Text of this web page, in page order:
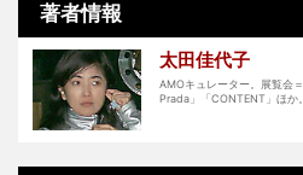
著者情報
太田佳代子
AMOキュレーター。展覧会
Prada」「CONTENT」ほか